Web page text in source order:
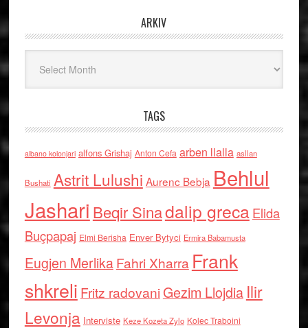
ARKIV
TAGS
albano kolonjari alfons Grishaj Anton Cefa arben llalla asllan
Bushati Astrit Lulushi Aurenc Bebja Behlul
Jashari Beqir Sinadalip grecaElida
Buçpapaj Elmi Berisha Enver Bytyci Ermira Babamusta
Eugjen MerlikaFahri Xharra Frank
shkreli Fritz radovaniGezim Llojdia Ilir
Levonja Interviste Keze Kozeta Zylo Kolec Traboini